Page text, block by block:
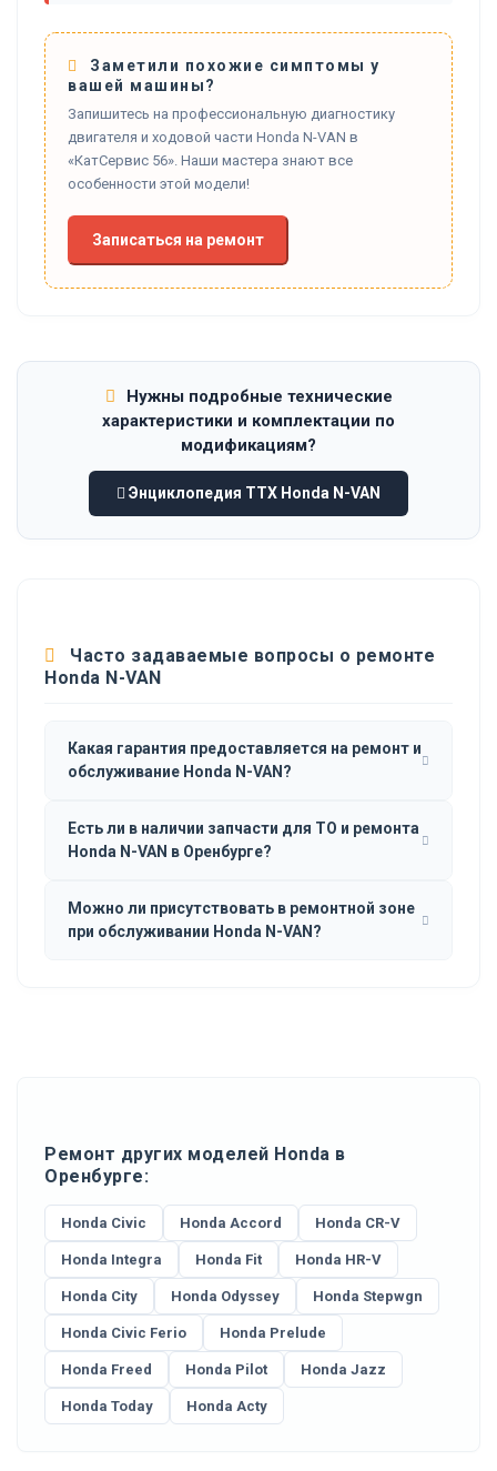
Заметили похожие симптомы у
вашей машины?
Запишитесь на профессиональную диагностику
двигателя и ходовой части Honda N-VAN в
«КатСервис 56». Наши мастера знают все
особенности этой модели!
Записаться на ремонт
Нужны подробные технические
характеристики и комплектации по
модификациям?
Энциклопедия ТТХ Honda N-VAN
Часто задаваемые вопросы о ремонте
Honda N-VAN
Какая гарантия предоставляется на ремонт и
обслуживание Honda N-VAN?
Есть ли в наличии запчасти для ТО и ремонта
Honda N-VAN в Оренбурге?
Можно ли присутствовать в ремонтной зоне
при обслуживании Honda N-VAN?
Ремонт других моделей Honda в
Оренбурге:
Honda Civic Honda Accord Honda CR-V
Honda Integra Honda Fit Honda HR-V
Honda City Honda Odyssey Honda Stepwgn
Honda Civic Ferio Honda Prelude
Honda Freed Honda Pilot Honda Jazz
Honda Today Honda Acty